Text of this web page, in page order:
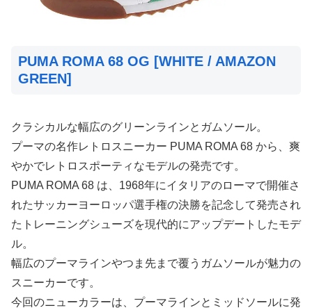
PUMA ROMA 68 OG [WHITE / AMAZON
GREEN]
クラシカルな幅広のグリーンラインとガムソール。
プーマの名作レトロスニーカー PUMA ROMA 68 から、爽
やかでレトロスポーティなモデルの発売です。
PUMA ROMA 68 は、1968年にイタリアのローマで開催さ
れたサッカーヨーロッパ選手権の決勝を記念して発売され
たトレーニングシューズを現代的にアップデートしたモデ
ル。
幅広のプーマラインやつま先まで覆うガムソールが魅力の
スニーカーです。
今回のニューカラーは、プーマラインとミッドソールに発